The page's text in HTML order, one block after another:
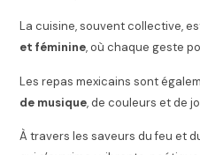
La cuisine, souvent collective,
et féminine, où chaque geste
Les repas mexicains sont
de musique, de couleurs et de
À travers les saveurs du feu et